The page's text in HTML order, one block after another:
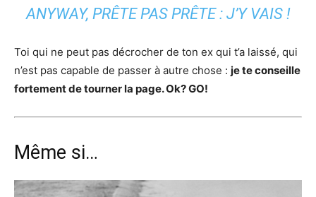
ANYWAY, PRÊTE PAS PRÊTE : J’Y VAIS !
Toi qui ne peut pas décrocher de ton ex qui t’a laissé, qui
n’est pas capable de passer à autre chose : je te conseille
fortement de tourner la page. Ok? GO!
Même si…